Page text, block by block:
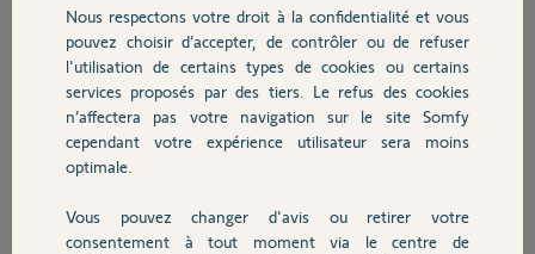
Chauffage
Autres produits
Devis avec un pro
Réponses
bonjour
je lis votre question mais elle est incomplète , je suis dans la même
de scénario programmés vers 8 h le matin
Nous respectons votre droit à la confidentialité et vous
pouvez choisir d’accepter, de contrôler ou de refuser
l'utilisation de certains types de cookies ou certains
services proposés par des tiers. Le refus des cookies
n’affectera pas votre navigation sur le site Somfy
cependant votre expérience utilisateur sera moins
optimale.
Vous pouvez changer d'avis ou retirer votre
consentement à tout moment via le centre de